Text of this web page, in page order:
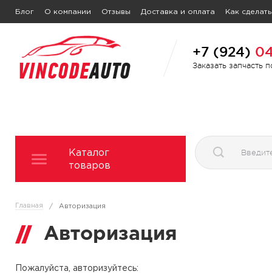
Блог О компании Отзывы Доставка и оплата Как
+7 (924)
Заказать запчасть
Каталог
товаров
Главная / Авторизация
Авторизация
Пожалуйста, авторизуйтесь: